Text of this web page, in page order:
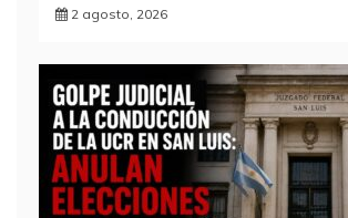
2 agosto, 2026